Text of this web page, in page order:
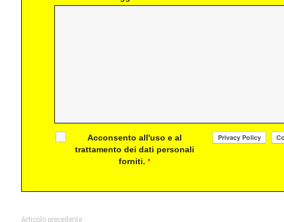
Acconsento all'uso e al
trattamento dei dati personali
forniti.*
Articolo precedente